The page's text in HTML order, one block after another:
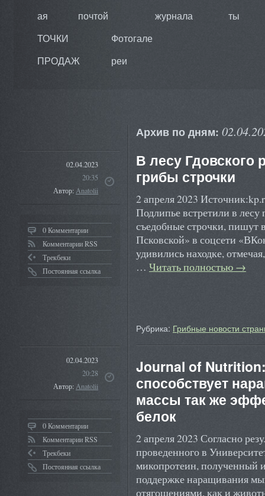
ая
почтой
журнала
ты
ТОЧКИ
ПРОДАЖ
Фотогале
реи
Архив по дням:
02.04.2023
20:35
Автор:Anatolii
0 Комментарии
Комментарии RSS
Трекбеки
Постоянная ссылка
В лесу
грибы строчки
2 апреля 2023
Подлипье встретили в
съедобные строчки, пишут
Псковской» в соцсети
удивились находке,
… Читать полностью →
Рубрика: Грибные новости
02.04.2023
20:28
Автор:Anatolii
0 Комментарии
Комментарии RSS
Трекбеки
Постоянная ссылка
Journal of
способствует
массы так же
белок
2 апреля 2023 Согласно
проведенного в
микопротеин, полученный
поддержке наращивания
отягощениями, как и